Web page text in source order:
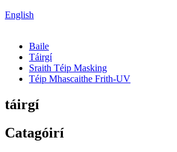
English
Baile
Táirgí
Sraith Téip Masking
Téip Mhascaithe Frith-UV
táirgí
Catagóirí